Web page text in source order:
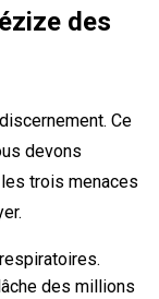
des
Ce
devons
trois menaces
des millions